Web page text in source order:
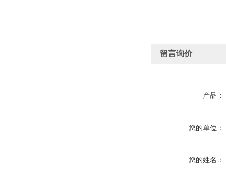
留言询价
产品：
您的单位：
您的姓名：